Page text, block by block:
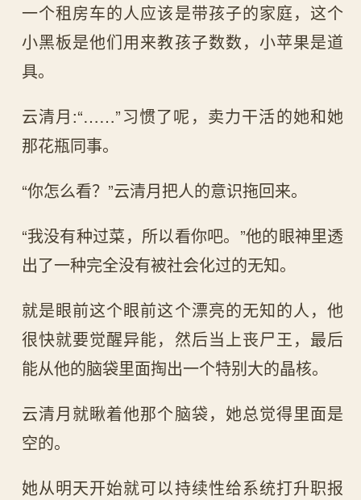
一个租房车的人应该是带孩子的家庭，这个
小黑板是他们用来教孩子数数，小苹果是道
具。
云清月:“……”习惯了呢，卖力干活的她和她
那花瓶同事。
“你怎么看？”云清月把人的意识拖回来。
“我没有种过菜，所以看你吧。”他的眼神里透
出了一种完全没有被社会化过的无知。
就是眼前这个眼前这个漂亮的无知的人，他
很快就要觉醒异能，然后当上丧尸王，最后
能从他的脑袋里面掏出一个特别大的晶核。
云清月就瞅着他那个脑袋，她总觉得里面是
空的。
她从明天开始就可以持续性给系统打升职报